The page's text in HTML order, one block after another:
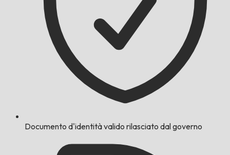
Documento d'identità valido rilasciato dal governo